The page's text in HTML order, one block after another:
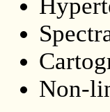
Non-